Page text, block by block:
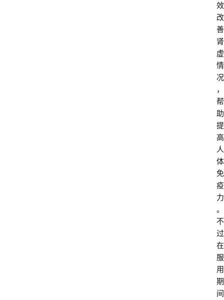
效
改
善
肾
虚
情
况
，
帮
助
提
高
人
体
免
疫
力
。
不
过
在
服
用
期
间